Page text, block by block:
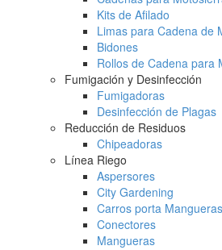
Kits de Afilado
Limas para Cadena de
Bidones
Rollos de Cadena para
Fumigación y Desinfección
Fumigadoras
Desinfección de Plagas
Reducción de Residuos
Chipeadoras
Línea Riego
Aspersores
City Gardening
Carros porta Mangueras
Conectores
Mangueras